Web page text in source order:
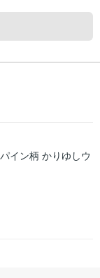
イン柄 かりゆしウ